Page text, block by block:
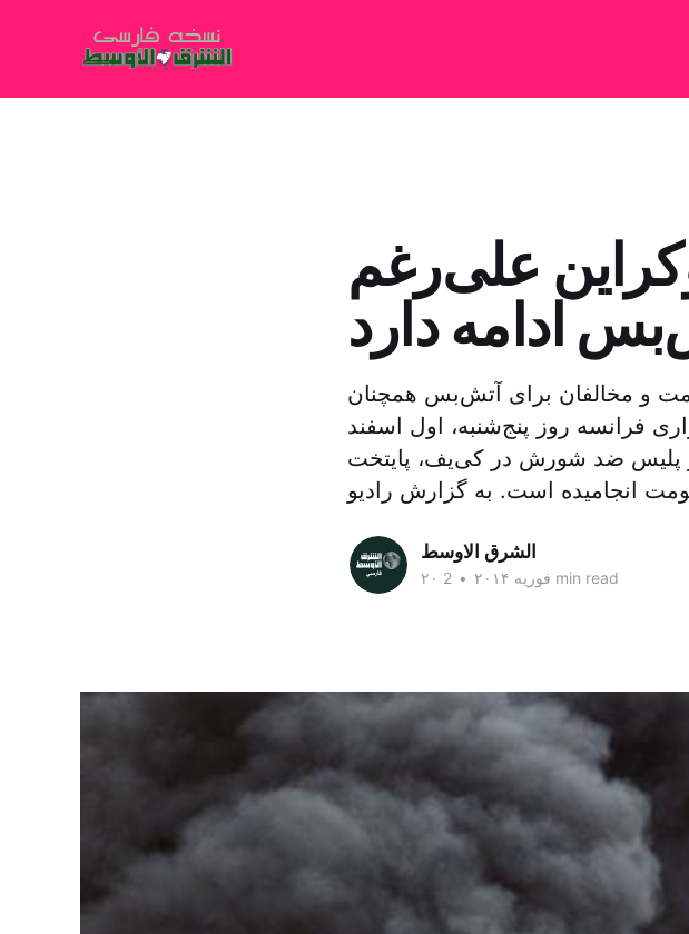
علی‌رغم
ادامه دارد
و مخالفان برای آتش‌بس همچنان
فرانسه روز پنج‌شنبه، اول اسفند
پلیس ضد شورش در کی‌یف، پایتخت
الشرق الاوسط
۲۰ فوریه ۲۰۱۴ • 2 min read